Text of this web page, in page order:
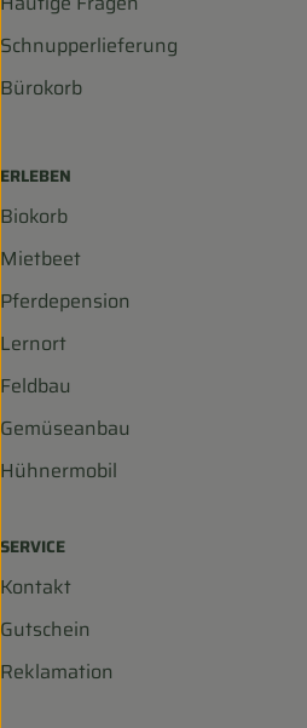
Schnupperlieferung
Bürokorb
ERLEBEN
Biokorb
Mietbeet
Pferdepension
Lernort
Feldbau
Gemüseanbau
Hühnermobil
SERVICE
Kontakt
Gutschein
Reklamation